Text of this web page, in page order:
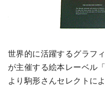
世界的に活躍するグラフ
が主催する絵本レーベル
より駒形さんセレクトに